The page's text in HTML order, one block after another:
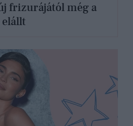
frizurájától még a